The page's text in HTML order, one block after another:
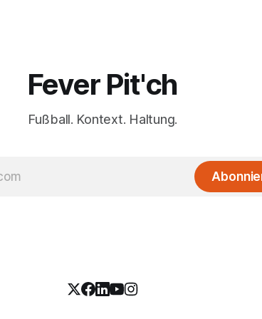
Fever Pit'ch
Fußball. Kontext. Haltung.